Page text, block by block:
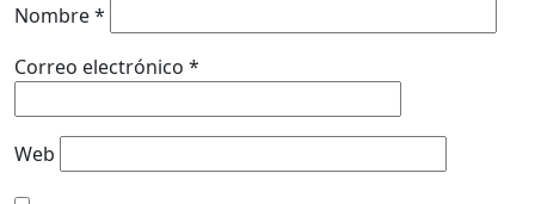
Nombre*
Correo electrónico *
Web